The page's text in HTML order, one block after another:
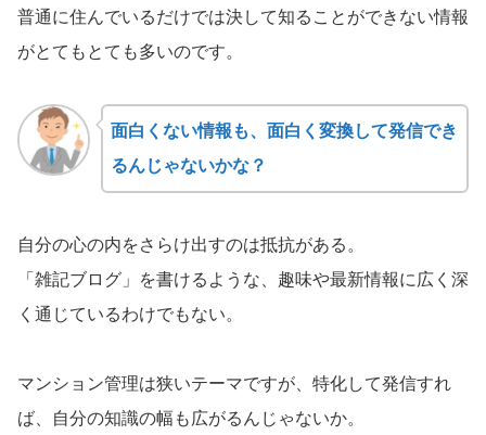
普通に住んでいるだけでは決して知ることができない情報
がとてもとても多いのです。
面白くない情報も、面白く変換して発信でき
るんじゃないかな？
自分の心の内をさらけ出すのは抵抗がある。
「雑記ブログ」を書けるような、趣味や最新情報に広く深
く通じているわけでもない。
マンション管理は狭いテーマですが、特化して発信すれ
ば、自分の知識の幅も広がるんじゃないか。